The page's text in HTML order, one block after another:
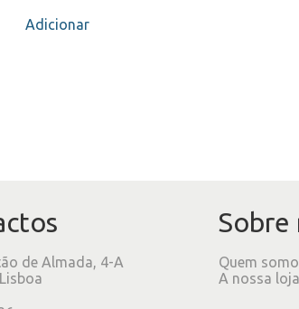
Adicionar
de Almada, 4-A
Sobre
Quem
A nossa loja